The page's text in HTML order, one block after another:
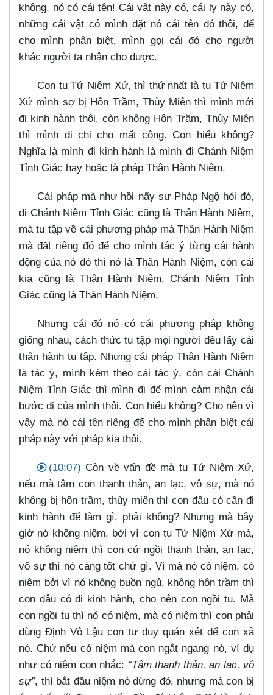
không, nó có cái tên! Cái vật này có, cái ly này có,
những cái vật có mình đặt nó cái tên đó thôi, để
cho mình phân biệt, mình gọi cái đó cho người
khác người ta nhận cho được.
Con tu Tứ Niệm Xứ, thì thứ nhất là tu Tứ Niệm
Xứ mình sợ bị Hôn Trầm, Thùy Miên thì mình mới
đi kinh hành thôi, còn không Hôn Trầm, Thùy Miên
thì mình đi chi cho mất công. Con hiểu không?
Nghĩa là mình đi kinh hành là mình đi Chánh Niệm
Tỉnh Giác hay hoặc là pháp Thân Hành Niệm.
Cái pháp mà như hồi nãy sư Pháp Ngộ hỏi đó,
đi Chánh Niệm Tỉnh Giác cũng là Thân Hành Niệm,
mà tu tập về cái phương pháp mà Thân Hành Niệm
mà đặt riêng đó để cho mình tác ý từng cái hành
động của nó đó thì nó là Thân Hành Niệm, còn cái
kia cũng là Thân Hành Niệm, Chánh Niệm Tỉnh
Giác cũng là Thân Hành Niệm.
Nhưng cái đó nó có cái phương pháp không
giống nhau, cách thức tu tập mọi người đều lấy cái
thân hành tu tập. Nhưng cái pháp Thân Hành Niệm
là tác ý, mình kèm theo cái tác ý, còn cái Chánh
Niệm Tỉnh Giác thì mình đi để mình cảm nhận cái
bước đi của mình thôi. Con hiểu không? Cho nên vì
vậy mà nó cái tên riêng để cho mình phân biệt cái
pháp này với pháp kia thôi.
(10:07) Còn về vấn đề mà tu Tứ Niệm Xứ,
nếu mà tâm con thanh thản, an lạc, vô sự, mà nó
không bị hôn trầm, thùy miên thì con đâu có cần đi
kinh hành để làm gì, phải không? Nhưng mà bây
giờ nó không niệm, bởi vì con tu Tứ Niệm Xứ mà,
nó không niệm thì con cứ ngồi thanh thản, an lạc,
vô sự thì nó càng tốt chứ gì. Vì mà nó có niệm, có
niệm bởi vì nó không buồn ngủ, không hôn trầm thì
con đâu có đi kinh hành, cho nên con ngồi tu. Mà
con ngồi tu thì nó có niệm, mà có niệm thì con phải
dùng Định Vô Lậu con tư duy quán xét để con xả
nó. Chứ nếu có niệm mà con ngắt ngang nó, ví dụ
như có niệm con nhắc: “Tâm thanh thản, an lạc, vô
sự”, thì bắt đầu niệm nó dừng đó, nhưng mà con bị